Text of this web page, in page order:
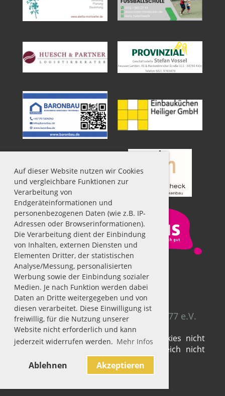
Auf dieser Website nutzen wir Cookies
und vergleichbare Funktionen zur
Verarbeitung von
Endgeräteinformationen und
personenbezogenen Daten (wie z.B. IP-
Adressen oder Browserinformationen).
Die Verarbeitung dient der Einbindung
von Inhalten, externen Diensten und
Elementen Dritter, der statistischen
Analyse/Messung, personalisierten
Werbung sowie der Einbindung sozialer
Medien. Je nach Funktion werden dabei
Daten an Dritte weitergegeben und von
diesen verarbeitet. Diese Einwilligung ist
freiwillig, für die Nutzung unserer
Website nicht erforderlich und kann
jederzeit widerrufen werden. Mehr Infos
Ablehnen Akzeptieren
Impressum|Datenschutz
© SV Fühlingen-Chorweiler 1929/77 e.V.
Sie haben die Verwendung von Cookies nicht
akzeptiert. Deshalb kann dieser Bereich nicht
dargestellt werden.